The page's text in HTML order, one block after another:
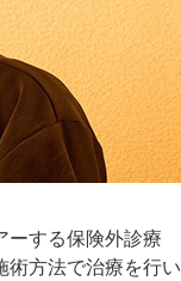
ーする保険外診療
術方法で治療を行い